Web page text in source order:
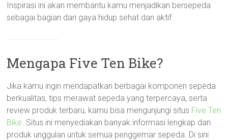
Inspirasi ini akan membantu kamu menjadikan bersepeda
sebagai bagian dari gaya hidup sehat dan aktif.
Mengapa Five Ten Bike?
Jika kamu ingin mendapatkan berbagai komponen sepeda
berkualitas, tips merawat sepeda yang terpercaya, serta
review produk terbaru, kamu bisa mengunjungi situs Five Ten
Bike. Situs ini menyediakan banyak informasi lengkap dan
produk unggulan untuk semua penggemar sepeda. Di sini